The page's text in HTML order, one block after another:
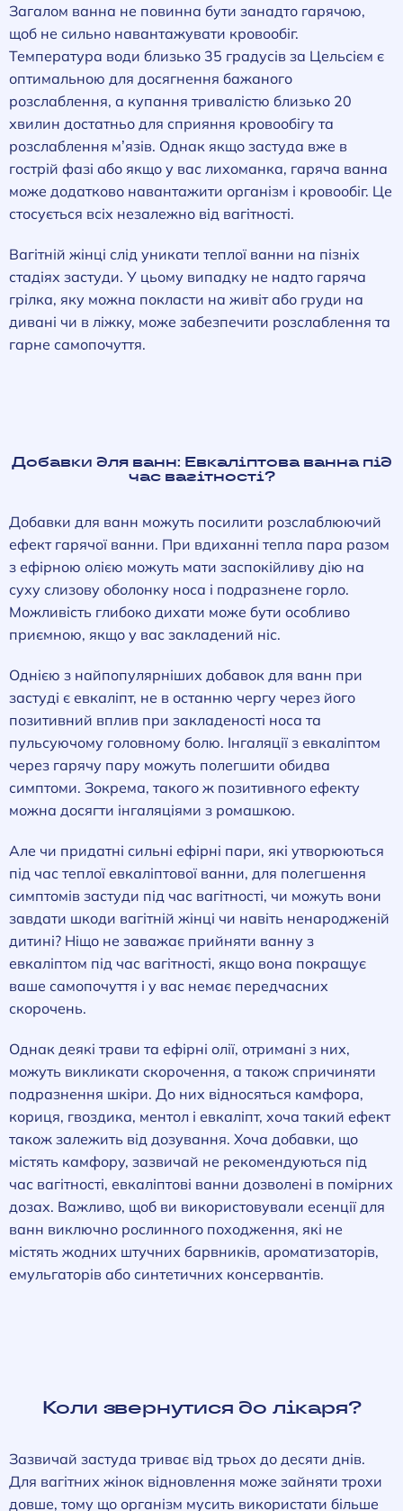
Загалом ванна не повинна бути занадто гарячою,
щоб не сильно навантажувати кровообіг.
Температура води близько 35 градусів за Цельсієм є
оптимальною для досягнення бажаного
розслаблення, а купання тривалістю близько 20
хвилин достатньо для сприяння кровообігу та
розслаблення м’язів. Однак якщо застуда вже в
гострій фазі або якщо у вас лихоманка, гаряча ванна
може додатково навантажити організм і кровообіг. Це
стосується всіх незалежно від вагітності.
Вагітній жінці слід уникати теплої ванни на пізніх
стадіях застуди. У цьому випадку не надто гаряча
грілка, яку можна покласти на живіт або груди на
дивані чи в ліжку, може забезпечити розслаблення та
гарне самопочуття.
Добавки для ванн: Евкаліптова ванна під
час вагітності?
Добавки для ванн можуть посилити розслаблюючий
ефект гарячої ванни. При вдиханні тепла пара разом
з ефірною олією можуть мати заспокійливу дію на
суху слизову оболонку носа і подразнене горло.
Можливість глибоко дихати може бути особливо
приємною, якщо у вас закладений ніс.
Однією з найпопулярніших добавок для ванн при
застуді є евкаліпт, не в останню чергу через його
позитивний вплив при закладеності носа та
пульсуючому головному болю. Інгаляції з евкаліптом
через гарячу пару можуть полегшити обидва
симптоми. Зокрема, такого ж позитивного ефекту
можна досягти інгаляціями з ромашкою.
Але чи придатні сильні ефірні пари, які утворюються
під час теплої евкаліптової ванни, для полегшення
симптомів застуди під час вагітності, чи можуть вони
завдати шкоди вагітній жінці чи навіть ненародженій
дитині? Ніщо не заважає прийняти ванну з
евкаліптом під час вагітності, якщо вона покращує
ваше самопочуття і у вас немає передчасних
скорочень.
Однак деякі трави та ефірні олії, отримані з них,
можуть викликати скорочення, а також спричиняти
подразнення шкіри. До них відносяться камфора,
кориця, гвоздика, ментол і евкаліпт, хоча такий ефект
також залежить від дозування. Хоча добавки, що
містять камфору, зазвичай не рекомендуються під
час вагітності, евкаліптові ванни дозволені в помірних
дозах. Важливо, щоб ви використовували есенції для
ванн виключно рослинного походження, які не
містять жодних штучних барвників, ароматизаторів,
емульгаторів або синтетичних консервантів.
Коли звернутися до лікаря?
Зазвичай застуда триває від трьох до десяти днів.
Для вагітних жінок відновлення може зайняти трохи
довше, тому що організм мусить використати більше